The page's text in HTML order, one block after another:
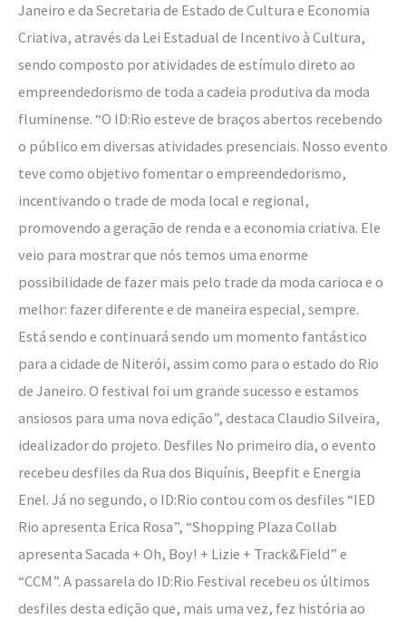
Janeiro e da Secretaria de Estado de Cultura e Economia
Criativa, através da Lei Estadual de Incentivo à Cultura,
sendo composto por atividades de estímulo direto ao
empreendedorismo de toda a cadeia produtiva da moda
fluminense. “O ID:Rio esteve de braços abertos recebendo
o público em diversas atividades presenciais. Nosso evento
teve como objetivo fomentar o empreendedorismo,
incentivando o trade de moda local e regional,
promovendo a geração de renda e a economia criativa. Ele
veio para mostrar que nós temos uma enorme
possibilidade de fazer mais pelo trade da moda carioca e o
melhor: fazer diferente e de maneira especial, sempre.
Está sendo e continuará sendo um momento fantástico
para a cidade de Niterói, assim como para o estado do Rio
de Janeiro. O festival foi um grande sucesso e estamos
ansiosos para uma nova edição”, destaca Claudio Silveira,
idealizador do projeto. Desfiles No primeiro dia, o evento
recebeu desfiles da Rua dos Biquínis, Beepfit e Energia
Enel. Já no segundo, o ID:Rio contou com os desfiles “IED
Rio apresenta Erica Rosa”, “Shopping Plaza Collab
apresenta Sacada + Oh, Boy! + Lizie + Track&Field” e
“CCM”. A passarela do ID:Rio Festival recebeu os últimos
desfiles desta edição que, mais uma vez, fez história ao